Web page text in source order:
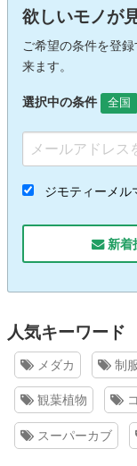
欲しいモノが
ご希望の条件を登
来ます。
選択中の条件 全国
ジモティーメル
新着
人気キーワード
メダカ 制
観葉植物
スーパーカブ